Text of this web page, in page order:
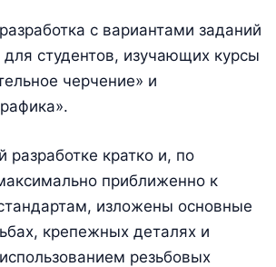
с вариантами заданий
студентов, изучающих курсы
черчение» и
разработке кратко и, по
приближенно к
изложены основные
крепежных деталях и
резьбовых